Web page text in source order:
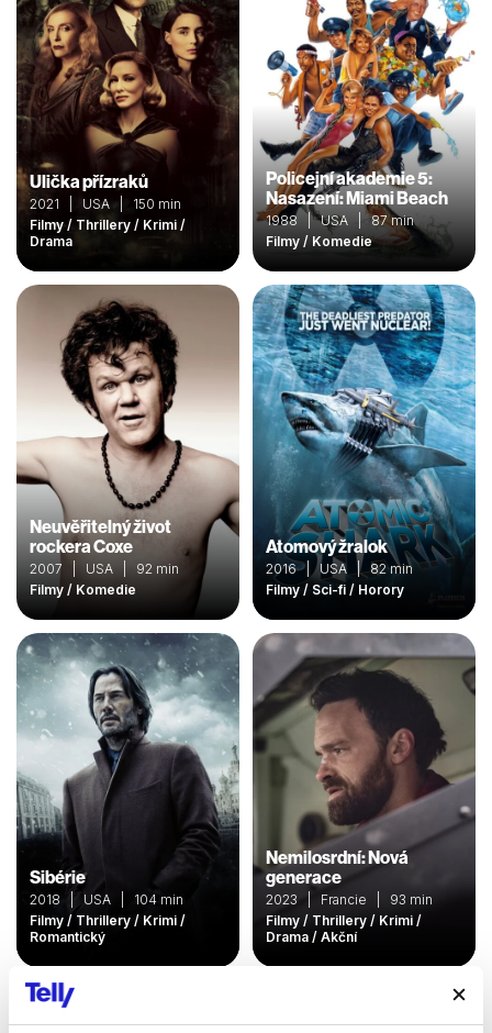
Ulička přízraků
2021 | USA | 150 min
Filmy / Thrillery / Krimi /
Drama
Policejní akademie 5:
Nasazení: Miami Beach
1988 | USA | 87 min
Filmy / Komedie
Neuvěřitelný život
rockera Coxe
2007 | USA | 92 min
Filmy / Komedie
Atomový žralok
2016 | USA | 82 min
Filmy / Sci-fi / Horory
Sibérie
2018 | USA | 104 min
Filmy / Thrillery / Krimi /
Romantický
Nemilosrdní: Nová
generace
2023 | Francie | 93 min
Filmy / Thrillery / Krimi /
Drama / Akční